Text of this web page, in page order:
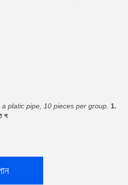
platic pipe, 10 pieces per group. 1.
গ